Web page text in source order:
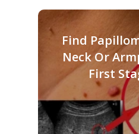
Find
Neck Or
First